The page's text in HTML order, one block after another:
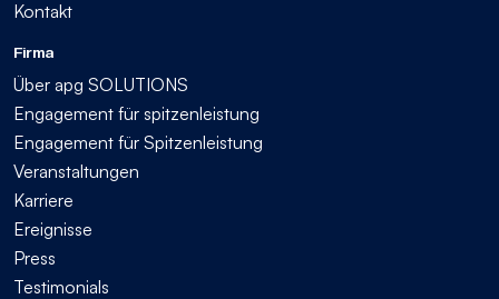
Kontakt
Firma
Über apg SOLUTIONS
Engagement für spitzenleistung
Engagement für Spitzenleistung
Veranstaltungen
Karriere
Ereignisse
Press
Testimonials